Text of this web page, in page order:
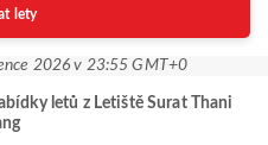
lety
2026 v 23:55 GMT+0
letů z Letiště Surat Thani